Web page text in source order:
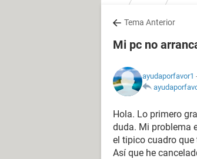
Tema Anterior
Mi pc no
ayudaporfavor1
Hola. Lo primero
duda. Mi problema
el tipico cuadro
Así que he